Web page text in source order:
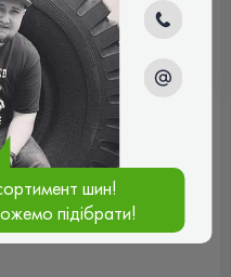
шин!
підібрати!